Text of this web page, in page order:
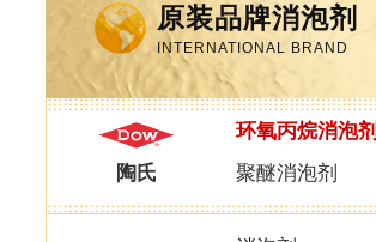
原装品牌消泡剂
INTERNATIONAL BRAND
陶氏
环氧丙烷消泡剂
聚醚消泡剂